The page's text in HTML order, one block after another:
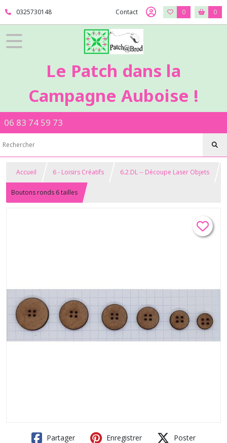
0325730148 Contact 0 0
Le Patch dans la
Campagne Auboise !
06 83 74 59 73
Accueil 6 - Loisirs Créatifs 6.2.DL -- Découpe Laser Objets
Boutons ronds 6 tailles
Partager Enregistrer Poster